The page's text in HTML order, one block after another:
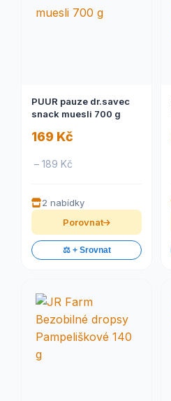
PUUR pauze dr.savec
snack muesli 700 g
169 Kč
– 189 Kč
2 nabídky
Porovnat
⚖️ + Srovnat